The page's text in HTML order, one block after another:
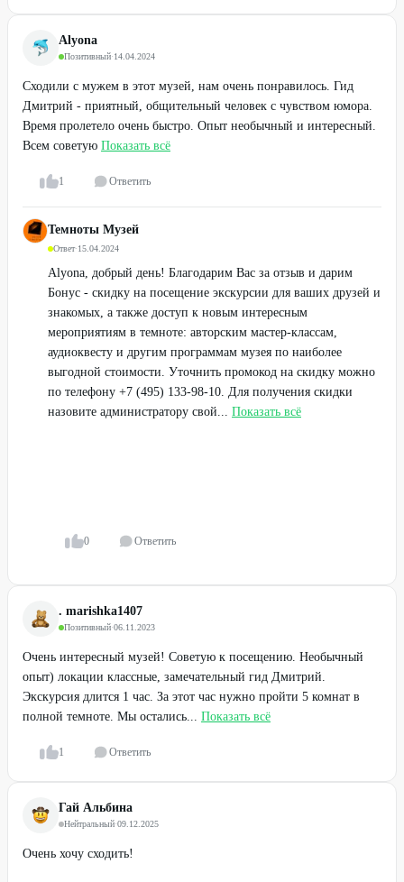
Alyona
Позитивный·14.04.2024
Сходили с мужем в этот музей, нам очень понравилось. Гид
Дмитрий - приятный, общительный человек с чувством юмора.
Время пролетело очень быстро. Опыт необычный и интересный.
Всем советую Показать всё
1 Ответить
Темноты Музей
Ответ·15.04.2024
Alyona, добрый день! Благодарим Вас за отзыв и дарим
Бонус - скидку на посещение экскурсии для ваших друзей и
знакомых, а также доступ к новым интересным
мероприятиям в темноте: авторским мастер-классам,
аудиоквесту и другим программам музея по наиболее
выгодной стоимости. Уточнить промокод на скидку можно
по телефону +7 (495) 133-98-10. Для получения скидки
назовите администратору свой... Показать всё
0 Ответить
. marishka1407
Позитивный·06.11.2023
Очень интересный музей! Советую к посещению. Необычный
опыт) локации классные, замечательный гид Дмитрий.
Экскурсия длится 1 час. За этот час нужно пройти 5 комнат в
полной темноте. Мы остались... Показать всё
1 Ответить
Гай Альбина
Нейтральный·09.12.2025
Очень хочу сходить!